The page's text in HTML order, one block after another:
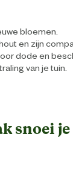
bloemen.
en zijn
dode en
van je tuin.
snoei